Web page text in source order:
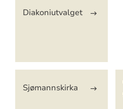
Diakoniutvalget
Sjømannskirka